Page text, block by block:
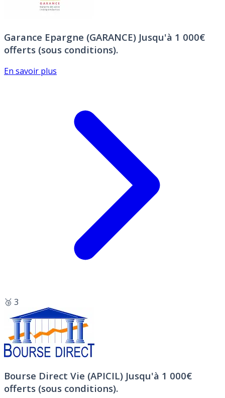
Garance Epargne (GARANCE) Jusqu'à 1 000€
offerts (sous conditions).
En savoir plus
🥉 3
Bourse Direct Vie (APICIL) Jusqu'à 1 000€
offerts (sous conditions).